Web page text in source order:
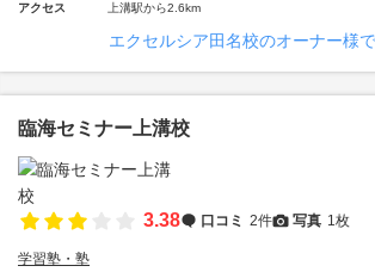
アクセス 上溝駅から2.6km
エクセルシア田名校のオーナー様
臨海セミナー上溝校
3.38 口コミ 2件 写真 1枚
学習塾・塾